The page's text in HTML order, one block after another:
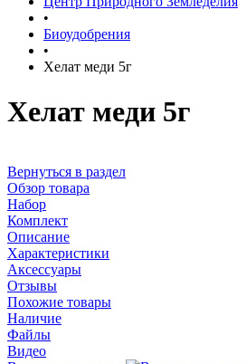
•
Биоудобрения
•
Хелат меди 5г
Хелат меди 5г
Вернуться в раздел
Обзор товара
Набор
Комплект
Описание
Характеристики
Аксессуары
Отзывы
Похожие товары
Наличие
Файлы
Видео